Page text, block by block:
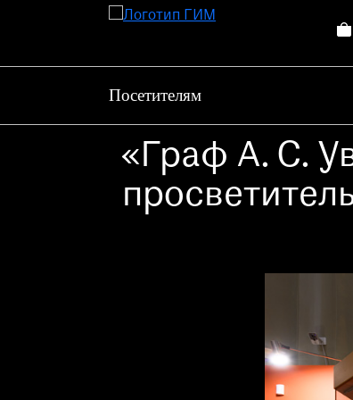
Посетителям
Посетителям
Выставки и события
О музее
Контакты
«Граф А. С.